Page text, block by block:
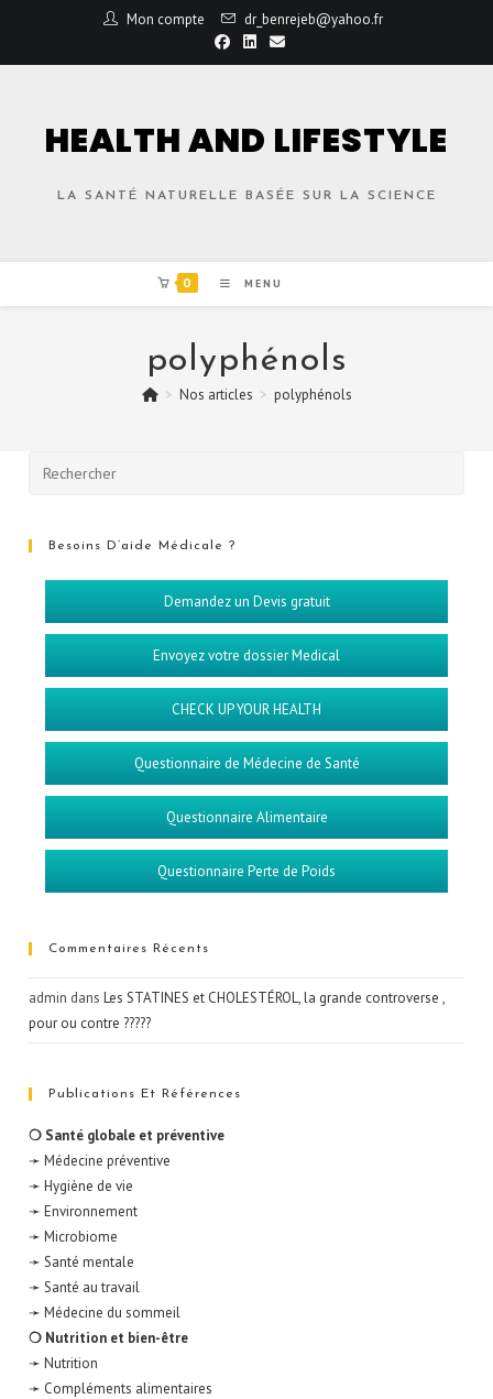
Mon compte dr_benrejeb@yahoo.fr
HEALTH AND LIFESTYLE
LA SANTÉ NATURELLE BASÉE SUR LA SCIENCE
0 MENU
polyphénols
> Nos articles > polyphénols
Besoins D’aide Médicale ?
Demandez un Devis gratuit
Envoyez votre dossier Medical
CHECK UP YOUR HEALTH
Questionnaire de Médecine de Santé
Questionnaire Alimentaire
Questionnaire Perte de Poids
Commentaires Récents
admin dansLes STATINES et CHOLESTÉROL, la grande controverse ,
pour ou contre ?????
Publications Et Références
❍ Santé globale et préventive
➛ Médecine préventive
➛ Hygiène de vie
➛ Environnement
➛ Microbiome
➛ Santé mentale
➛ Santé au travail
➛ Médecine du sommeil
❍ Nutrition et bien-être
➛ Nutrition
➛ Compléments alimentaires